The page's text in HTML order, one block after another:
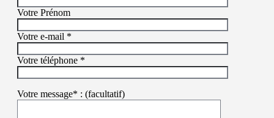
Votre Prénom
Votre e-mail *
Votre téléphone *
Votre message* : (facultatif)